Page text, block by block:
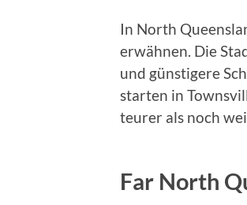
In North
erwähnen. Die
und günstigere
starten in
teurer als noch
Far North